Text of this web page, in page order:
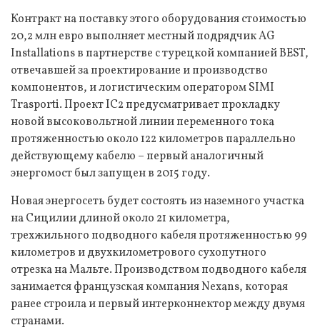
Контракт на поставку этого оборудования стоимостью
20,2 млн евро выполняет местный подрядчик AG
Installations в партнерстве с турецкой компанией BEST,
отвечавшей за проектирование и производство
компонентов, и логистическим оператором SIMI
Trasporti. Проект IC2 предусматривает прокладку
новой высоковольтной линии переменного тока
протяженностью около 122 километров параллельно
действующему кабелю – первый аналогичный
энергомост был запущен в 2015 году.
Новая энергосеть будет состоять из наземного участка
на Сицилии длиной около 21 километра,
трехжильного подводного кабеля протяженностью 99
километров и двухкилометрового сухопутного
отрезка на Мальте. Производством подводного кабеля
занимается французская компания Nexans, которая
ранее строила и первый интерконнектор между двумя
странами.